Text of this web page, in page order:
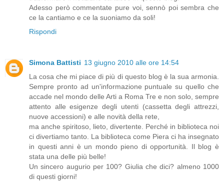
Adesso però commentate pure voi, sennò poi sembra che
ce la cantiamo e ce la suoniamo da soli!
Rispondi
Simona Battisti 13 giugno 2010 alle ore 14:54
La cosa che mi piace di più di questo blog è la sua armonia.
Sempre pronto ad un'informazione puntuale su quello che
accade nel mondo delle Arti a Roma Tre e non solo, sempre
attento alle esigenze degli utenti (cassetta degli attrezzi,
nuove accessioni) e alle novità della rete,
ma anche spiritoso, lieto, divertente. Perché in biblioteca noi
ci divertiamo tanto. La biblioteca come Piera ci ha insegnato
in questi anni è un mondo pieno di opportunità. Il blog è
stata una delle più belle!
Un sincero augurio per 100? Giulia che dici? almeno 1000
di questi giorni!